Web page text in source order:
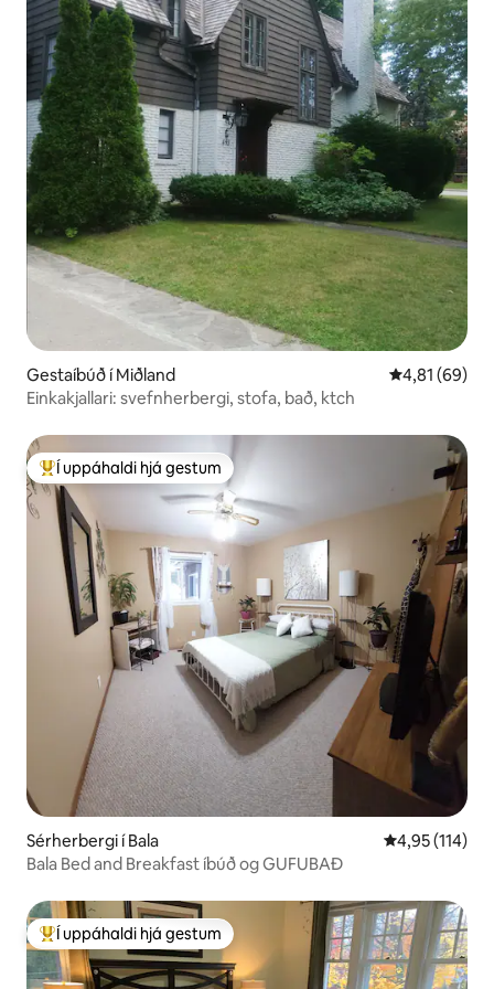
Gestaíbúð í Miðland 4,81 af 5 í
4,81 (69)
Einkakjallari: svefnherbergi, stofa, bað, ktch
Í mestu uppáhaldi hjá gestum
Í uppáhaldi hjá gestum
Sérherbergi í Bala 4,95 af 5 í
4,95 (114)
Bala Bed and Breakfast íbúð og GUFUBAÐ
Í mestu uppáhaldi hjá gestum
Í uppáhaldi hjá gestum